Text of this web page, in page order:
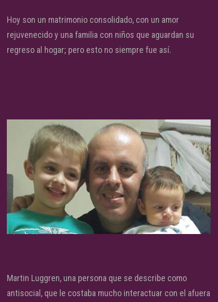
Hoy son un matrimonio consolidado, con un amor
rejuvenecido y una familia con niños que aguardan su
regreso al hogar; pero esto no siempre fue así.
Martin Luggren, una persona que se describe como
antisocial, que le costaba mucho interactuar con el afuera